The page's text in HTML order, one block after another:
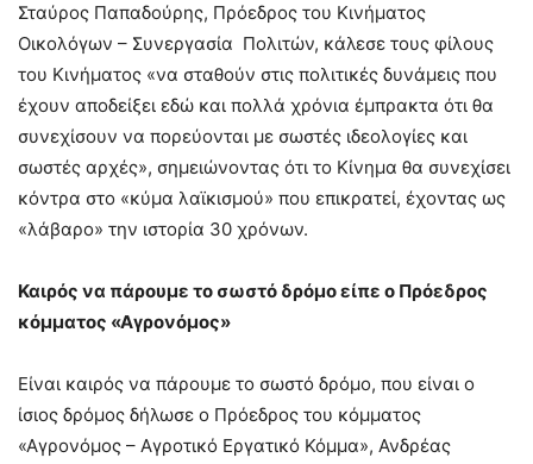
Σταύρος Παπαδούρης, Πρόεδρος του Κινήματος
Οικολόγων – Συνεργασία Πολιτών, κάλεσε τους φίλους
του Κινήματος «να σταθούν στις πολιτικές δυνάμεις που
έχουν αποδείξει εδώ και πολλά χρόνια έμπρακτα ότι θα
συνεχίσουν να πορεύονται με σωστές ιδεολογίες και
σωστές αρχές», σημειώνοντας ότι το Κίνημα θα συνεχίσει
κόντρα στο «κύμα λαϊκισμού» που επικρατεί, έχοντας ως
«λάβαρο» την ιστορία 30 χρόνων.
Καιρός να πάρουμε το σωστό δρόμο είπε ο Πρόεδρος
κόμματος «Αγρονόμος»
Είναι καιρός να πάρουμε το σωστό δρόμο, που είναι ο
ίσιος δρόμος δήλωσε ο Πρόεδρος του κόμματος
«Αγρονόμος – Αγροτικό Εργατικό Κόμμα», Ανδρέας